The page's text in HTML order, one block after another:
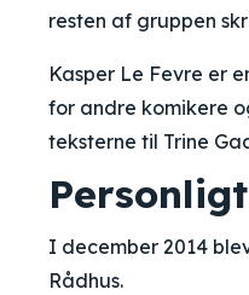
resten af gruppen
Kasper Le Fevre er
for andre komikere
teksterne til Trine
I december 2014
Rådhus.